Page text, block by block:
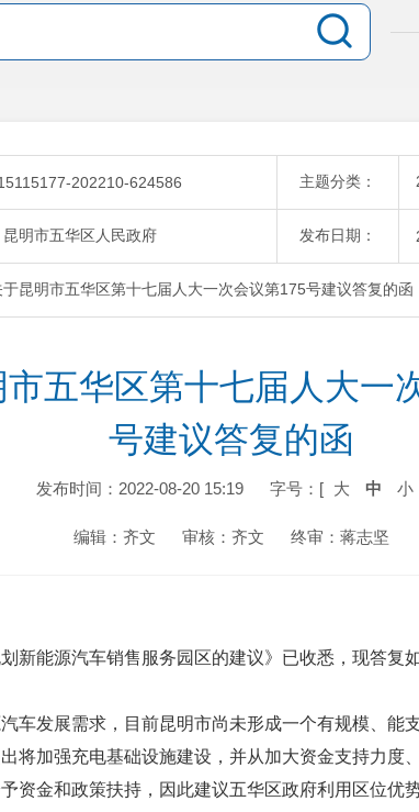
202210-624586 主题分类：
明市五华区人民政府 发布日期：
于昆明市五华区第十七届人大一次会议第175号建议答复的函
市五华区第十七届人大一
号建议答复的函
发布时间：2022-08-20 15:19 字号：[ 大 中 小
编辑：齐文 审核：齐文 终审：蒋志坚
新能源汽车销售服务园区的建议》已收悉，现答复如
车发展需求，目前昆明市尚未形成一个有规模、能
将加强充电基础设施建设，并从加大资金支持力度
资金和政策扶持，因此建议五华区政府利用区位优